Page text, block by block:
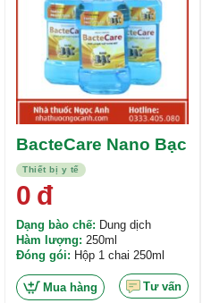
Thiết bị y tế
BacteCare Nano Bạc
0 đ
Dạng bào chế: Dung dịch
Hàm lượng: 250ml
Đóng gói: Hộp 1 chai 250ml
Mua hàng Tư vấn